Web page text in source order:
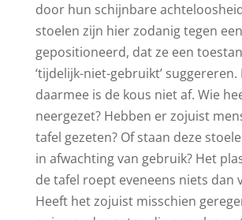
door hun schijnbare
stoelen zijn hier zodanig tegen
gepositioneerd, dat ze een
‘tijdelijk-niet-gebruikt’ suggereren.
daarmee is de kous niet af. Wie
neergezet? Hebben er zojuist
tafel gezeten? Of staan deze
in afwachting van gebruik? Het
de tafel roept eveneens niets dan
Heeft het zojuist misschien